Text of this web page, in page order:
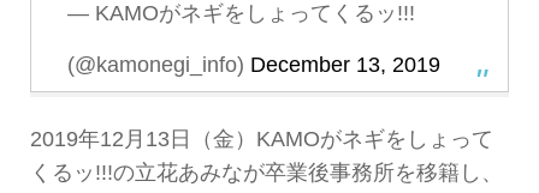
— KAMOがネギをしょってくるッ!!!
(@kamonegi_info) December 13, 2019
2019年12月13日（金）KAMOがネギをしょって
くるッ!!!の立花あみなが卒業後事務所を移籍し、